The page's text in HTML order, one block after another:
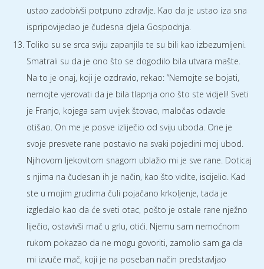
ustao zadobivši potpuno zdravlje. Kao da je ustao iza sna
ispripovijedao je čudesna djela Gospodnja.
Toliko su se srca sviju zapanjila te su bili kao izbezumljeni.
Smatrali su da je ono što se dogodilo bila utvara mašte.
Na to je onaj, koji je ozdravio, rekao: “Nemojte se bojati,
nemojte vjerovati da je bila tlapnja ono što ste vidjeli! Sveti
je Franjo, kojega sam uvijek štovao, maločas odavde
otišao. On me je posve izliječio od sviju uboda. One je
svoje presvete rane postavio na svaki pojedini moj ubod.
Njihovom ljekovitom snagom ublažio mi je sve rane. Doticaj
s njima na čudesan ih je način, kao što vidite, iscijelio. Kad
ste u mojim grudima čuli pojačano krkoljenje, tada je
izgledalo kao da će sveti otac, pošto je ostale rane nježno
liječio, ostavivši mač u grlu, otići. Njemu sam nemoćnom
rukom pokazao da ne mogu govoriti, zamolio sam ga da
mi izvuče mač, koji je na poseban način predstavljao